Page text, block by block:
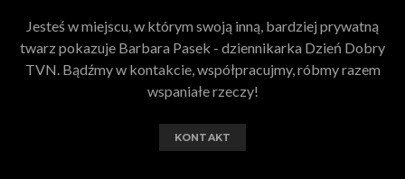
Jesteś w miejscu, w którym swoją inną, bardziej prywatną
twarz pokazuje Barbara Pasek - dziennikarka Dzień Dobry
TVN. Bądźmy w kontakcie, współpracujmy, róbmy razem
wspaniałe rzeczy!
KONTAKT